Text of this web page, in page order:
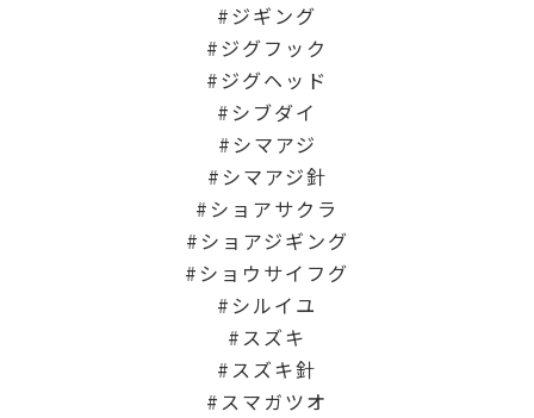
ジギング
ジグフック
ジグヘッド
シブダイ
シマアジ
シマアジ針
ショアサクラ
ショアジギング
ショウサイフグ
シルイユ
スズキ
スズキ針
スマガツオ